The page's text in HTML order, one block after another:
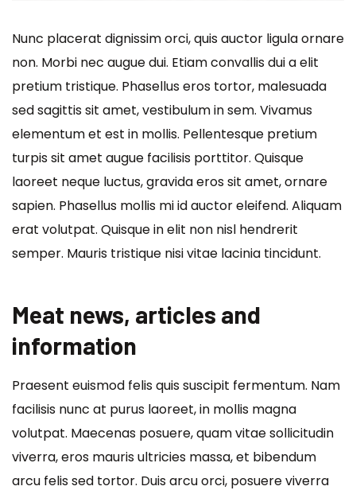
Nunc placerat dignissim orci, quis auctor ligula ornare
non. Morbi nec augue dui. Etiam convallis dui a elit
pretium tristique. Phasellus eros tortor, malesuada
sed sagittis sit amet, vestibulum in sem. Vivamus
elementum et est in mollis. Pellentesque pretium
turpis sit amet augue facilisis porttitor. Quisque
laoreet neque luctus, gravida eros sit amet, ornare
sapien. Phasellus mollis mi id auctor eleifend. Aliquam
erat volutpat. Quisque in elit non nisl hendrerit
semper. Mauris tristique nisi vitae lacinia tincidunt.
Meat news, articles and
information
Praesent euismod felis quis suscipit fermentum. Nam
facilisis nunc at purus laoreet, in mollis magna
volutpat. Maecenas posuere, quam vitae sollicitudin
viverra, eros mauris ultricies massa, et bibendum
arcu felis sed tortor. Duis arcu orci, posuere viverra